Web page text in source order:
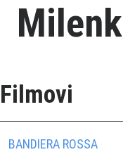
Filmovi
BANDIERA ROSSA